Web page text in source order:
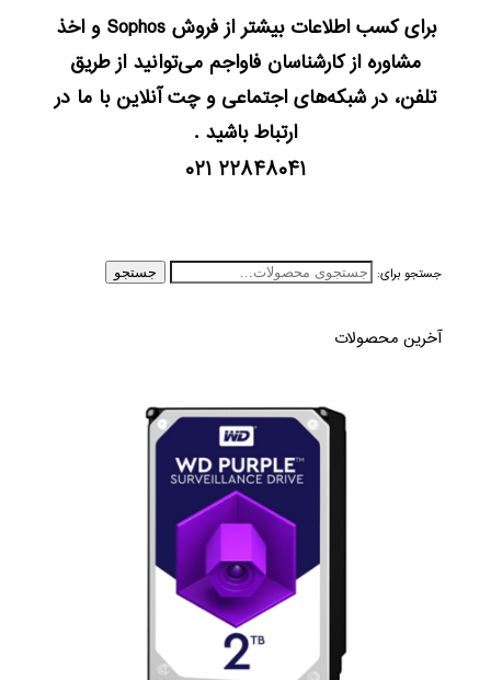
برای کسب اطلاعات بیشتر از فروش Sophos و اخذ
مشاوره از کارشناسان فاواجم می‌توانید از طریق
تلفن، در شبکه‌های اجتماعی و چت آنلاین با ما در
ارتباط باشید .
۲۲۸۴۸۰۴۱ ۰۲۱
جستجو برای: جستجو
آخرین محصولات